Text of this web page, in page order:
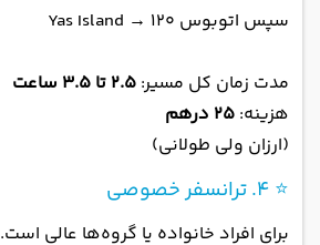
سپس اتوبوس ۱۲۰ → Yas Island
مدت زمان کل مسیر: ۲.۵ تا ۳.۵ ساعت
هزینه:
(ارزان ولی طولانی)
⭐ ۴. ترانسفر خصوصی
برای افراد خانواده یا گروه‌ها عالی است.